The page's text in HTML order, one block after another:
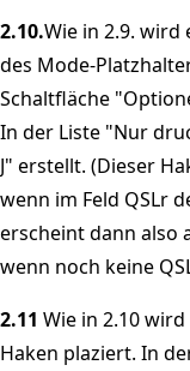
2.10.Wie in 2.9.
des Mode-
Schaltfläche
In der Liste "Nur
J" erstellt. (Dieser
wenn im Feld QSLr
erscheint dann also
wenn noch keine
2.11 Wie in 2.10
Haken plaziert. In